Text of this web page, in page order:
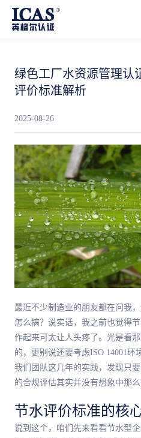
绿色工厂水资源管理认
评价标准解析
2025-08-26
最近不少制造业的朋友都在问我
怎么搞？说实话，我之前也觉得
作起来可太让人头疼了。光是看
的，更别说还要考虑ISO 14001
我们团队这几年的实践，发现只
的合规评估其实并没有想象中那么
节水评价标准的核
说到这个，咱们先来看看节水型